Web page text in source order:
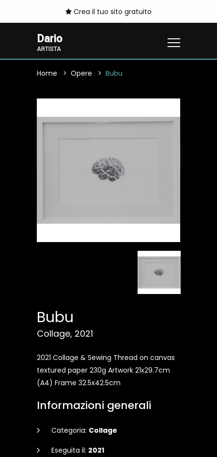
Crea il tuo sito gratuito
Dario
ARTISTA
Home Opere Bubu
Bubu
Collage, 2021
2021 Collage & Sewing Thread on canvas
textured paper 230g Artwork 21x29.7cm
(A4) Frame 32.5x42.5cm
Informazioni generali
Categoria: Collage
Eseguita il: 2021